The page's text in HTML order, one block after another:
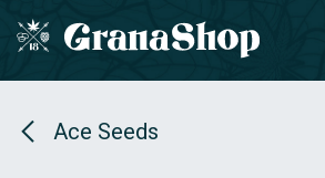
Se rendre au contenu
Ace Seeds